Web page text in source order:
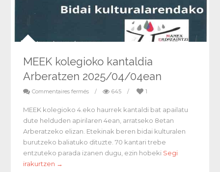
MEEK kolegioko kantaldia
Arberatzen 2025/04/04ean
Commentaires fermés / 645 / 1
MEEK kolegioko 4.eko haurrek kantaldi bat apailatu
dute helduden apirilaren 4ean, arratseko 8etan
Arberatzeko elizan. Etekinak beren bidai kulturalen
burutzeko baliatuko dituzte. 70 kantari trebe
entzuteko parada izanen dugu, ezin hobeki Segi
irakurtzen →